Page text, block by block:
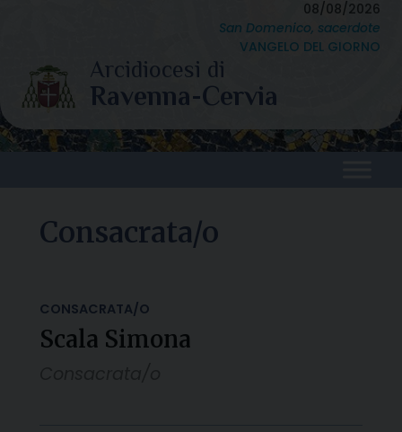
content
08/08/2026
San Domenico, sacerdote
VANGELO DEL GIORNO
Consacrata/o
CONSACRATA/O
Scala Simona